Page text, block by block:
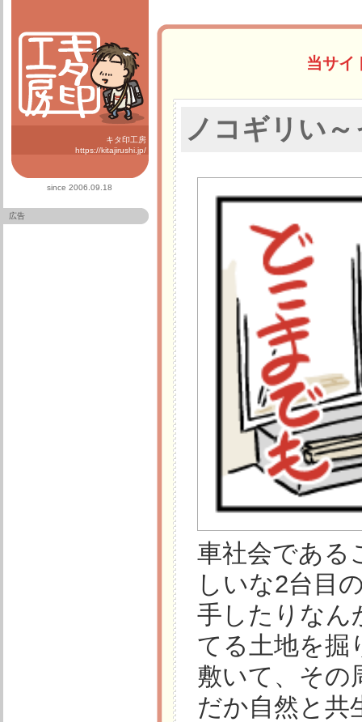
キタ印工房
https://kitajirushi.jp/
since 2006.09.18
広告
当サイ
ノコギリい
車社会である
しいな2台目
手したりなん
てる土地を掘
敷いて、その
だか自然と共